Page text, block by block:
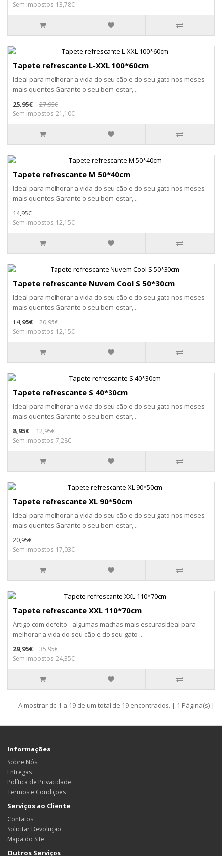
Sem impostos: 13,78€
Tapete refrescante L-XXL 100*60cm
Ideal para melhorar a vida do seu cão e do seu gato nos meses
mais quentes.Garante o seu bem-estar, ..
25,95€
27,95€
Sem impostos: 21,10€
Tapete refrescante M 50*40cm
Ideal para melhorar a vida do seu cão e do seu gato nos meses
mais quentes.Garante o seu bem-estar, ..
14,95€
Sem impostos: 12,15€
Tapete refrescante Nuvem Cool S 50*30cm
Ideal para melhorar a vida do seu cão e do seu gato nos meses
mais quentes.Garante o seu bem-estar, ..
14,95€
20,95€
Sem impostos: 12,15€
Tapete refrescante S 40*30cm
Ideal para melhorar a vida do seu cão e do seu gato nos meses
mais quentes.Garante o seu bem-estar, ..
8,95€
12,95€
Sem impostos: 7,28€
Tapete refrescante XL 90*50cm
Ideal para melhorar a vida do seu cão e do seu gato nos meses
mais quentes.Garante o seu bem-estar, ..
20,95€
Sem impostos: 17,03€
Tapete refrescante XXL 110*70cm
Artigo com defeito - algumas machas mais escurasIdeal para
melhorar a vida do seu cão e do seu gato ..
29,95€
35,95€
Sem impostos: 24,35€
A mostrar de 1 a 19 de um total de 19 encontrados. | 1 Página(s) |
Informações
Sobre Nós
Entregas
Política de Privacidade
Termos e Condições
Serviços ao Cliente
Contatos
Solicitar Devolução
Mapa do Site
Outros Serviços